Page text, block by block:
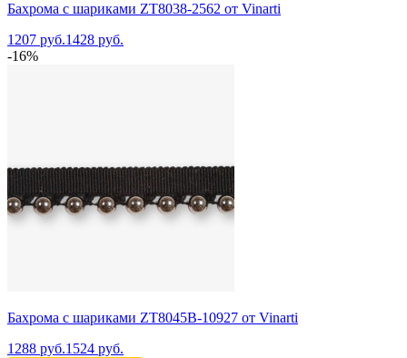
Бахрома с шариками ZT8038-2562 от Vinarti
1207 руб.1428 руб.
-16%
Бахрома с шариками ZT8045B-10927 от Vinarti
1288 руб.1524 руб.